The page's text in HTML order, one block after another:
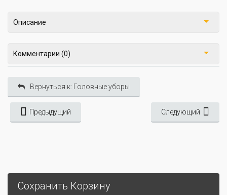
Описание
Комментарии (0)
Вернуться к: Головные уборы
Предыдущий Следующий
Сохранить Корзину